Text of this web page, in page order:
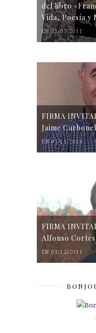
del libro
Vida, Poesía y
EN 31/07/2011
FIRMA
Jaime
EN 05/11/2016
FIRMA
Alfonso
EN 03/12/2016